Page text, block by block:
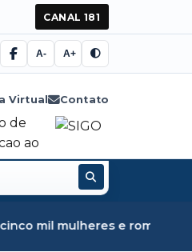
CANAL 181
A- A+
Virtual Contato
barreiras institucionais